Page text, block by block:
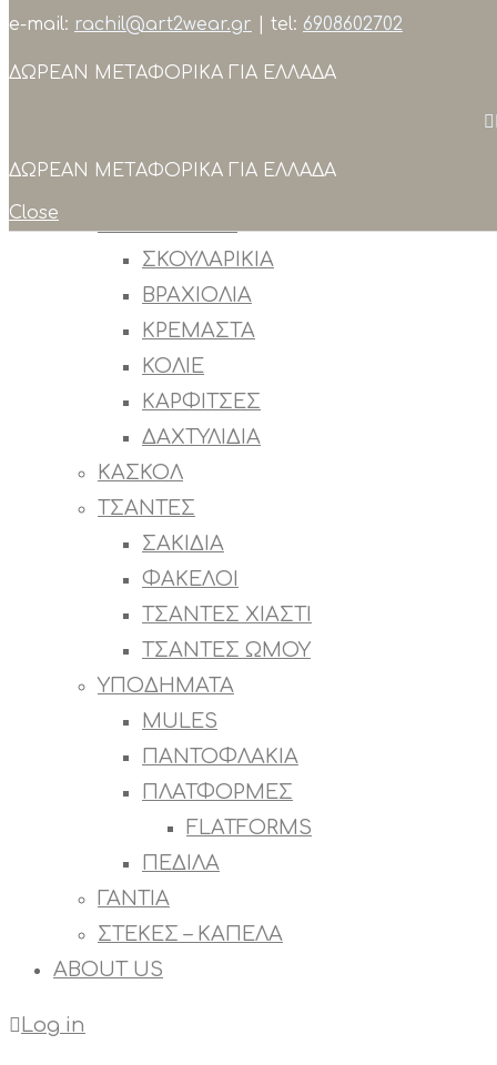
Search
ΣΥΛΛΟΓΕΣ
ΣΚΟΥΛΑΡΙΚΙΑ
ΒΡΑΧΙΟΛΙΑ
ΚΡΕΜΑΣΤΑ
ΚΟΛΙΕ
ΚΑΡΦΙΤΣΕΣ
ΔΑΧΤΥΛΙΔΙΑ
ΚΑΣΚΟΛ
ΤΣΑΝΤΕΣ
ΣΑΚΙΔΙΑ
ΦΑΚΕΛΟΙ
ΤΣΑΝΤΕΣ ΧΙΑΣΤΙ
ΤΣΑΝΤΕΣ ΩΜΟΥ
ΥΠΟΔΗΜΑΤΑ
MULES
ΠΑΝΤΟΦΛΑΚΙΑ
ΠΛΑΤΦΟΡΜΕΣ
FLATFORMS
ΠΕΔΙΛΑ
ΓΑΝΤΙΑ
ΣΤΕΚΕΣ – ΚΑΠΕΛΑ
ABOUT US
Log in
e-mail: rachil@art2wear.gr | tel: 6908602702
ΔΩΡΕΑΝ ΜΕΤΑΦΟΡΙΚΑ ΓΙΑ ΕΛΛΑΔΑ
ΔΩΡΕΑΝ ΜΕΤΑΦΟΡΙΚΑ ΓΙΑ ΕΛΛΑΔΑ
Close